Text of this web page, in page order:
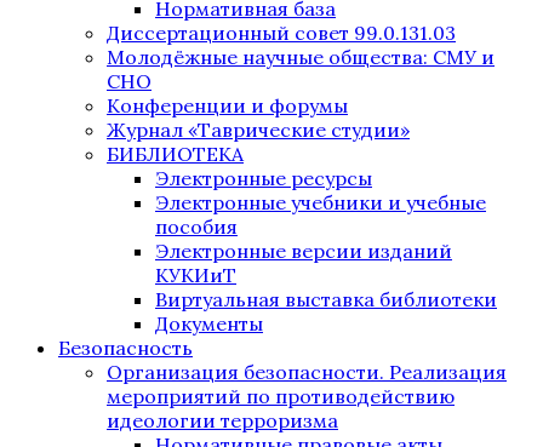
Нормативная база
Диссертационный совет 99.0.131.03
Молодёжные научные общества: СМУ и
СНО
Конференции и форумы
Журнал «Таврические студии»
БИБЛИОТЕКА
Электронные ресурсы
Электронные учебники и учебные
пособия
Электронные версии изданий
КУКИиТ
Виртуальная выставка библиотеки
Документы
Безопасность
Организация безопасности. Реализация
мероприятий по противодействию
идеологии терроризма